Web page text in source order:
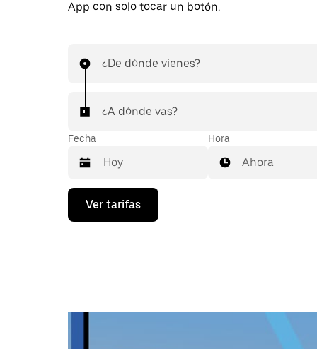
App con solo tocar un botón.
¿De dónde vienes?
¿A dónde vas?
Fecha
Presiona
flecha
calendario
Hora
Ahora
Ver tarifas